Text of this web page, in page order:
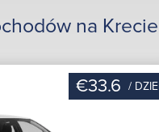
na
€33.6 /